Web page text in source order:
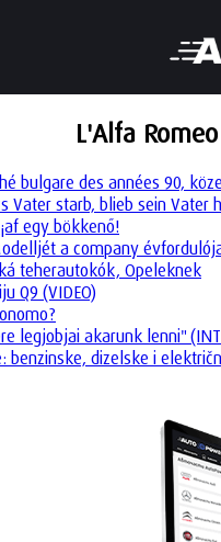
L'Alfa
bulgare des années 90,
Vater starb, blieb sein Vater
egy bökkenő!
a company
teherautokók, Opeleknek
Q9 (VIDEO)
legjobjai akarunk lenni"
benzinske, dizelske i